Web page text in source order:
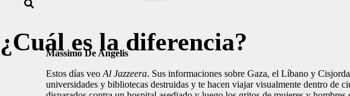
¿Cuál es la diferencia?
Massimo De Angelis
Estos días veoAl Jazzeera. Sus informaciones sobre Gaza, el Líbano y
universidades y bibliotecas destruidas y te hacen viajar visualmente dentro de